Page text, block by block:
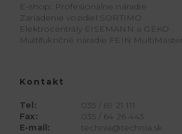
E-shop: Profesionálne náradie
Zariadenie vozidiel SORTIMO
Elektrocentrály EISEMANN a GEKO
Multifuknčné náradie FEIN MultiMaster
Kontakt
Tel:
035 / 69 21 111
Fax:
035 / 64 26 443
E-mail:
technia@technia.sk